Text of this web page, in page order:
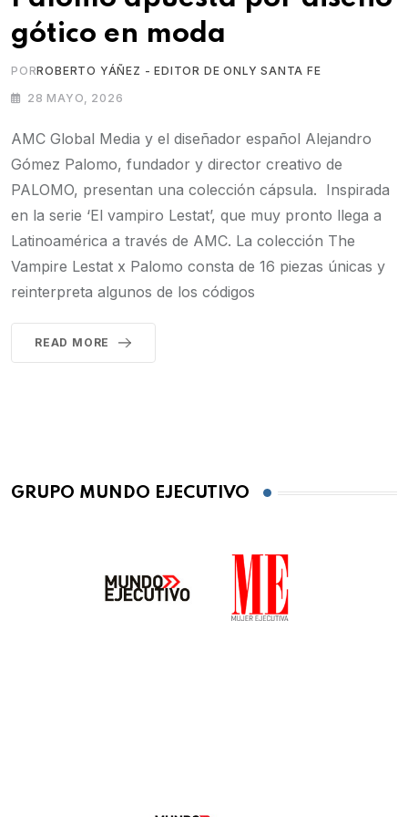
gótico en moda
PORROBERTO YÁÑEZ - EDITOR DE ONLY SANTA FE
28 MAYO, 2026
AMC Global Media y el diseñador español Alejandro
Gómez Palomo, fundador y director creativo de
PALOMO, presentan una colección cápsula. Inspirada
en la serie ‘El vampiro Lestat’, que muy pronto llega a
Latinoamérica a través de AMC. La colección The
Vampire Lestat x Palomo consta de 16 piezas únicas y
reinterpreta algunos de los códigos
READ MORE
GRUPO MUNDO EJECUTIVO